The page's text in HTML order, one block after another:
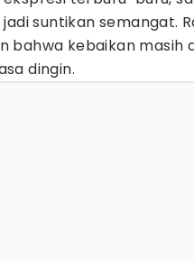
suntikan semangat.
bahwa kebaikan masih
dingin.